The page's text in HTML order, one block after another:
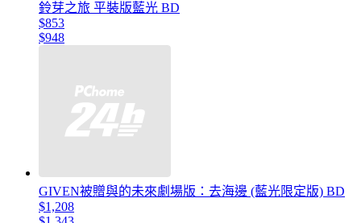
鈴芽之旅 平裝版藍光 BD
$853
$948
GIVEN被贈與的未來劇場版：去海邊 (藍光限定版) BD
$1,208